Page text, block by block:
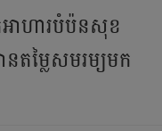
អាហារបំប៉នសុខ
តម្លៃសមរម្យមក